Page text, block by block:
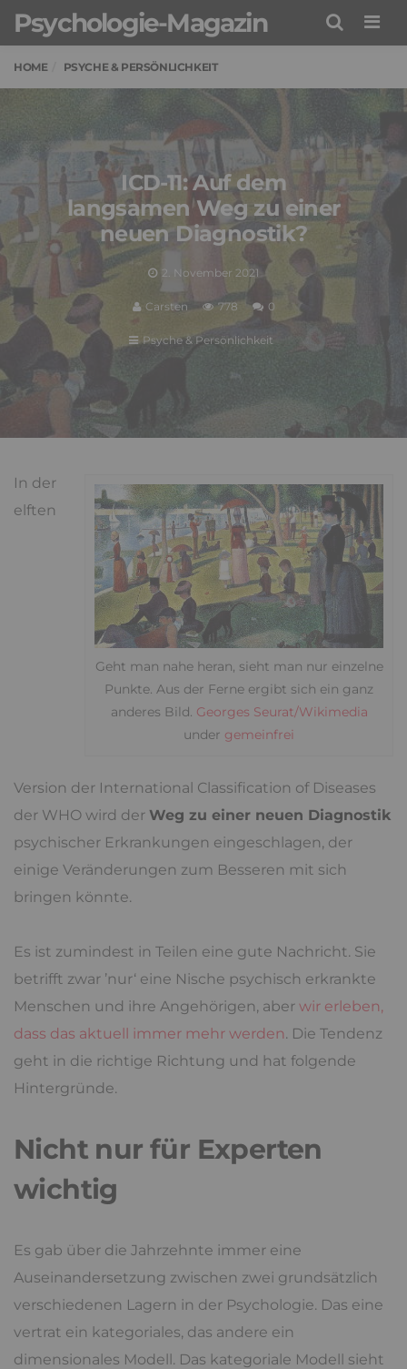
Psychologie-Magazin
HOME PSYCHE & PERSÖNLICHKEIT
ICD-11: Auf dem
langsamen Weg zu einer
neuen Diagnostik?
2. November 2021
Carsten 778 0
Psyche & Persönlichkeit
Geht man nahe heran, sieht man nur einzelne
Punkte. Aus der Ferne ergibt sich ein ganz
anderes Bild. Georges Seurat/Wikimedia
under gemeinfrei
In der
elften
Version der International Classification of Diseases
der WHO wird der Weg zu einer neuen Diagnostik
psychischer Erkrankungen eingeschlagen, der
einige Veränderungen zum Besseren mit sich
bringen könnte.
Es ist zumindest in Teilen eine gute Nachricht. Sie
betrifft zwar ’nur‘ eine Nische psychisch erkrankte
Menschen und ihre Angehörigen, aber wir erleben,
dass das aktuell immer mehr werden. Die Tendenz
geht in die richtige Richtung und hat folgende
Hintergründe.
Nicht nur für Experten
wichtig
Es gab über die Jahrzehnte immer eine
Auseinandersetzung zwischen zwei grundsätzlich
verschiedenen Lagern in der Psychologie. Das eine
vertrat ein kategoriales, das andere ein
dimensionales Modell. Das kategoriale Modell sieht